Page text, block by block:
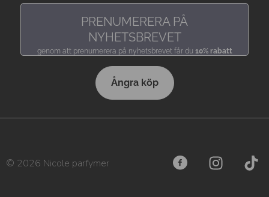
PRENUMERERA PÅ
NYHETSBREVET
genom att prenumerera på nyhetsbrevet får du 10% rabatt
Ångra köp
© 2026 Nicole parfymer